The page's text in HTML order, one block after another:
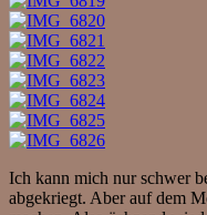
Ich kann mich nur schwer
abgekriegt. Aber auf dem